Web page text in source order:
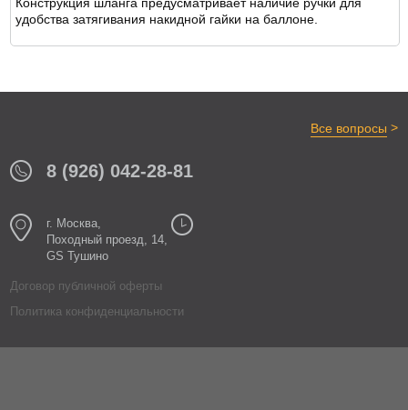
ОТЗЫВЫ
Конструкция шланга предусматривает наличие ручки для
удобства затягивания накидной гайки на баллоне.
Все вопросы >
8 (926) 042-28-81
г. Москва,
Походный проезд, 14,
GS Тушино
Договор публичной оферты
Политика конфиденциальности